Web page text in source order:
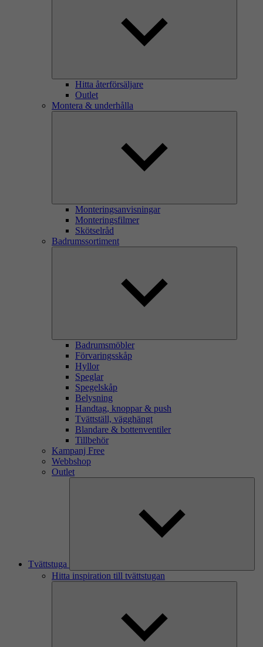
Hitta återförsäljare
Outlet
Montera & underhålla
Monteringsanvisningar
Monteringsfilmer
Skötselråd
Badrumssortiment
Badrumsmöbler
Förvaringsskåp
Hyllor
Speglar
Spegelskåp
Belysning
Handtag, knoppar & push
Tvättställ, vägghängt
Blandare & bottenventiler
Tillbehör
Kampanj Free
Webbshop
Outlet
Tvättstuga
Hitta inspiration till tvättstugan